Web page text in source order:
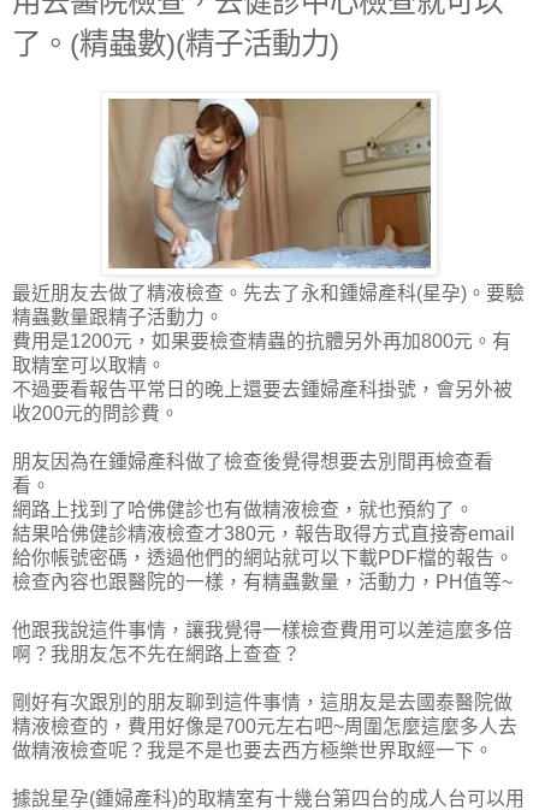
了。(精蟲數)(精子活動力)
最近朋友去做了精液檢查。先去了永和鍾婦產科(星孕)。要驗
精蟲數量跟精子活動力。
費用是1200元，如果要檢查精蟲的抗體另外再加800元。有
取精室可以取精。
不過要看報告平常日的晚上還要去鍾婦產科掛號，會另外被
收200元的問診費。
朋友因為在鍾婦產科做了檢查後覺得想要去別間再檢查看
看。
網路上找到了哈佛健診也有做精液檢查，就也預約了。
結果哈佛健診精液檢查才380元，報告取得方式直接寄email
給你帳號密碼，透過他們的網站就可以下載PDF檔的報告。
檢查內容也跟醫院的一樣，有精蟲數量，活動力，PH值等~
他跟我說這件事情，讓我覺得一樣檢查費用可以差這麼多倍
啊？我朋友怎不先在網路上查查？
剛好有次跟別的朋友聊到這件事情，這朋友是去國泰醫院做
精液檢查的，費用好像是700元左右吧~周圍怎麼這麼多人去
做精液檢查呢？我是不是也要去西方極樂世界取經一下。
據說星孕(鍾婦產科)的取精室有十幾台第四台的成人台可以用